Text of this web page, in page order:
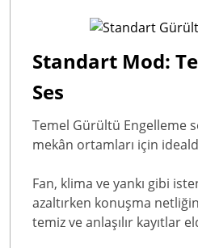
Standart Mod:
Ses
Temel Gürültü Engelleme
mekân ortamları için
Fan, klima ve yankı gibi
azaltırken konuşma
temiz ve anlaşılır kayıtlar